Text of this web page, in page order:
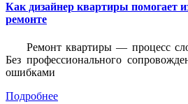
Как дизайнер квартиры помогает
ремонте
Ремонт квартиры — процесс
Без профессионального
ошибками
Подробнее